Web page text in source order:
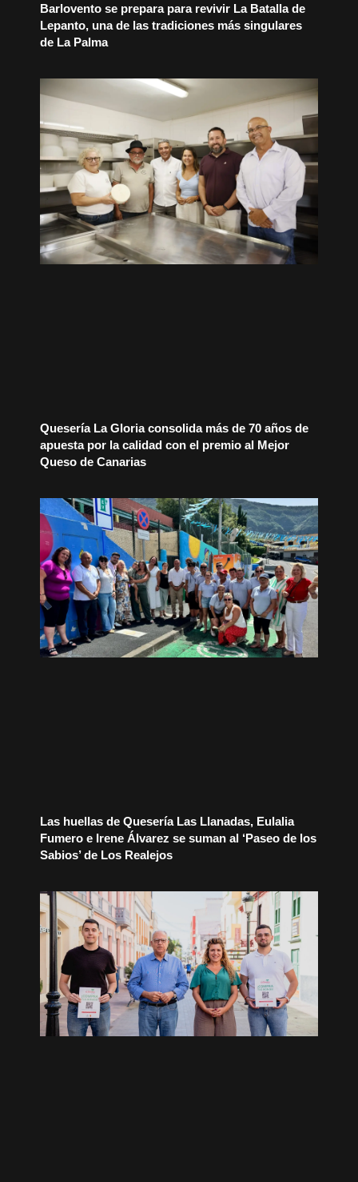
Barlovento se prepara para revivir La Batalla de
Lepanto, una de las tradiciones más singulares
de La Palma
Quesería La Gloria consolida más de 70 años de
apuesta por la calidad con el premio al Mejor
Queso de Canarias
Las huellas de Quesería Las Llanadas, Eulalia
Fumero e Irene Álvarez se suman al ‘Paseo de los
Sabios’ de Los Realejos